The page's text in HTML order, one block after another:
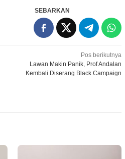
SEBARKAN
Pos berikutnya
Lawan Makin Panik, Prof Andalan
Kembali Diserang Black Campaign